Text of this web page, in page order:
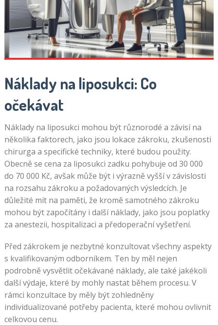
Náklady na liposukci: Co
očekávat
Náklady na liposukci mohou být různorodé a závisí na
několika faktorech, jako jsou lokace zákroku, zkušenosti
chirurga a specifické techniky, které budou použity.
Obecně se cena za liposukci zadku pohybuje od 30 000
do 70 000 Kč, avšak může být i výrazně vyšší v závislosti
na rozsahu zákroku a požadovaných výsledcích. Je
důležité mít na paměti, že kromě samotného zákroku
mohou být započítány i další náklady, jako jsou poplatky
za anestezii, hospitalizaci a předoperační vyšetření.
Před zákrokem je nezbytné konzultovat všechny aspekty
s kvalifikovaným odborníkem. Ten by měl nejen
podrobně vysvětlit očekávané náklady, ale také jakékoli
další výdaje, které by mohly nastat během procesu. V
rámci konzultace by měly být zohledněny
individualizované potřeby pacienta, které mohou ovlivnit
celkovou cenu.